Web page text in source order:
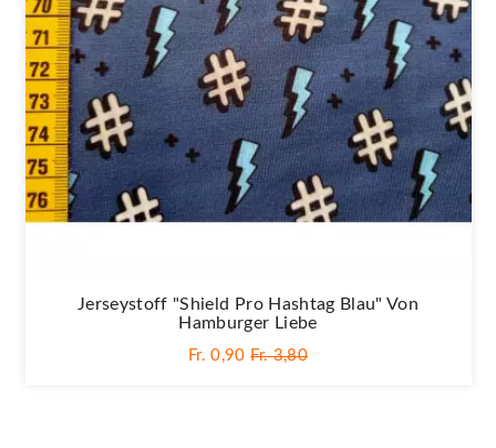
Jerseystoff "Shield Pro Hashtag Blau" Von
Hamburger Liebe
Fr. 0,90 Fr. 3,80